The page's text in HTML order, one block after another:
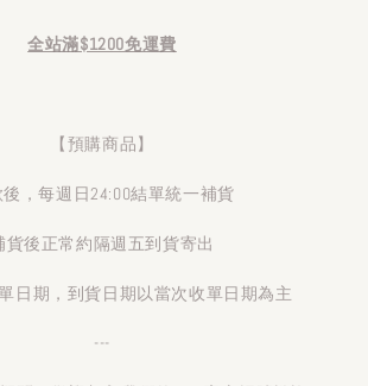
全站滿$1200免運費
【預購商品】
，每週日24:00結單統一補貨
貨後正常約隔週五到貨寄出
日期，到貨日期以當次收單日期為主
---